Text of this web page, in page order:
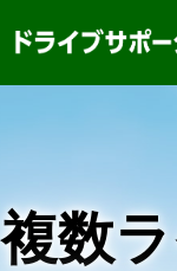
複数